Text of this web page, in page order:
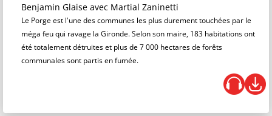
Benjamin Glaise avec Martial Zaninetti
Le Porge est l'une des communes les plus durement touchées par le
méga feu qui ravage la Gironde. Selon son maire, 183 habitations ont
été totalement détruites et plus de 7 000 hectares de forêts
communales sont partis en fumée.